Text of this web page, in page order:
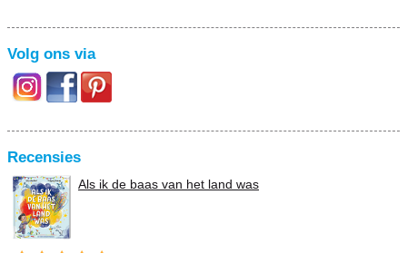
Volg ons via
Recensies
Als ik de baas van het land was